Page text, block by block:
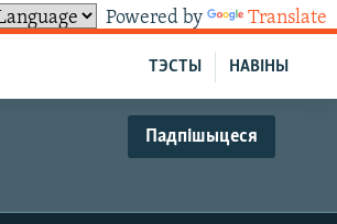
Powered by Translate
НАВІНЫ
ТЭСТЫ
Падпішыцеся